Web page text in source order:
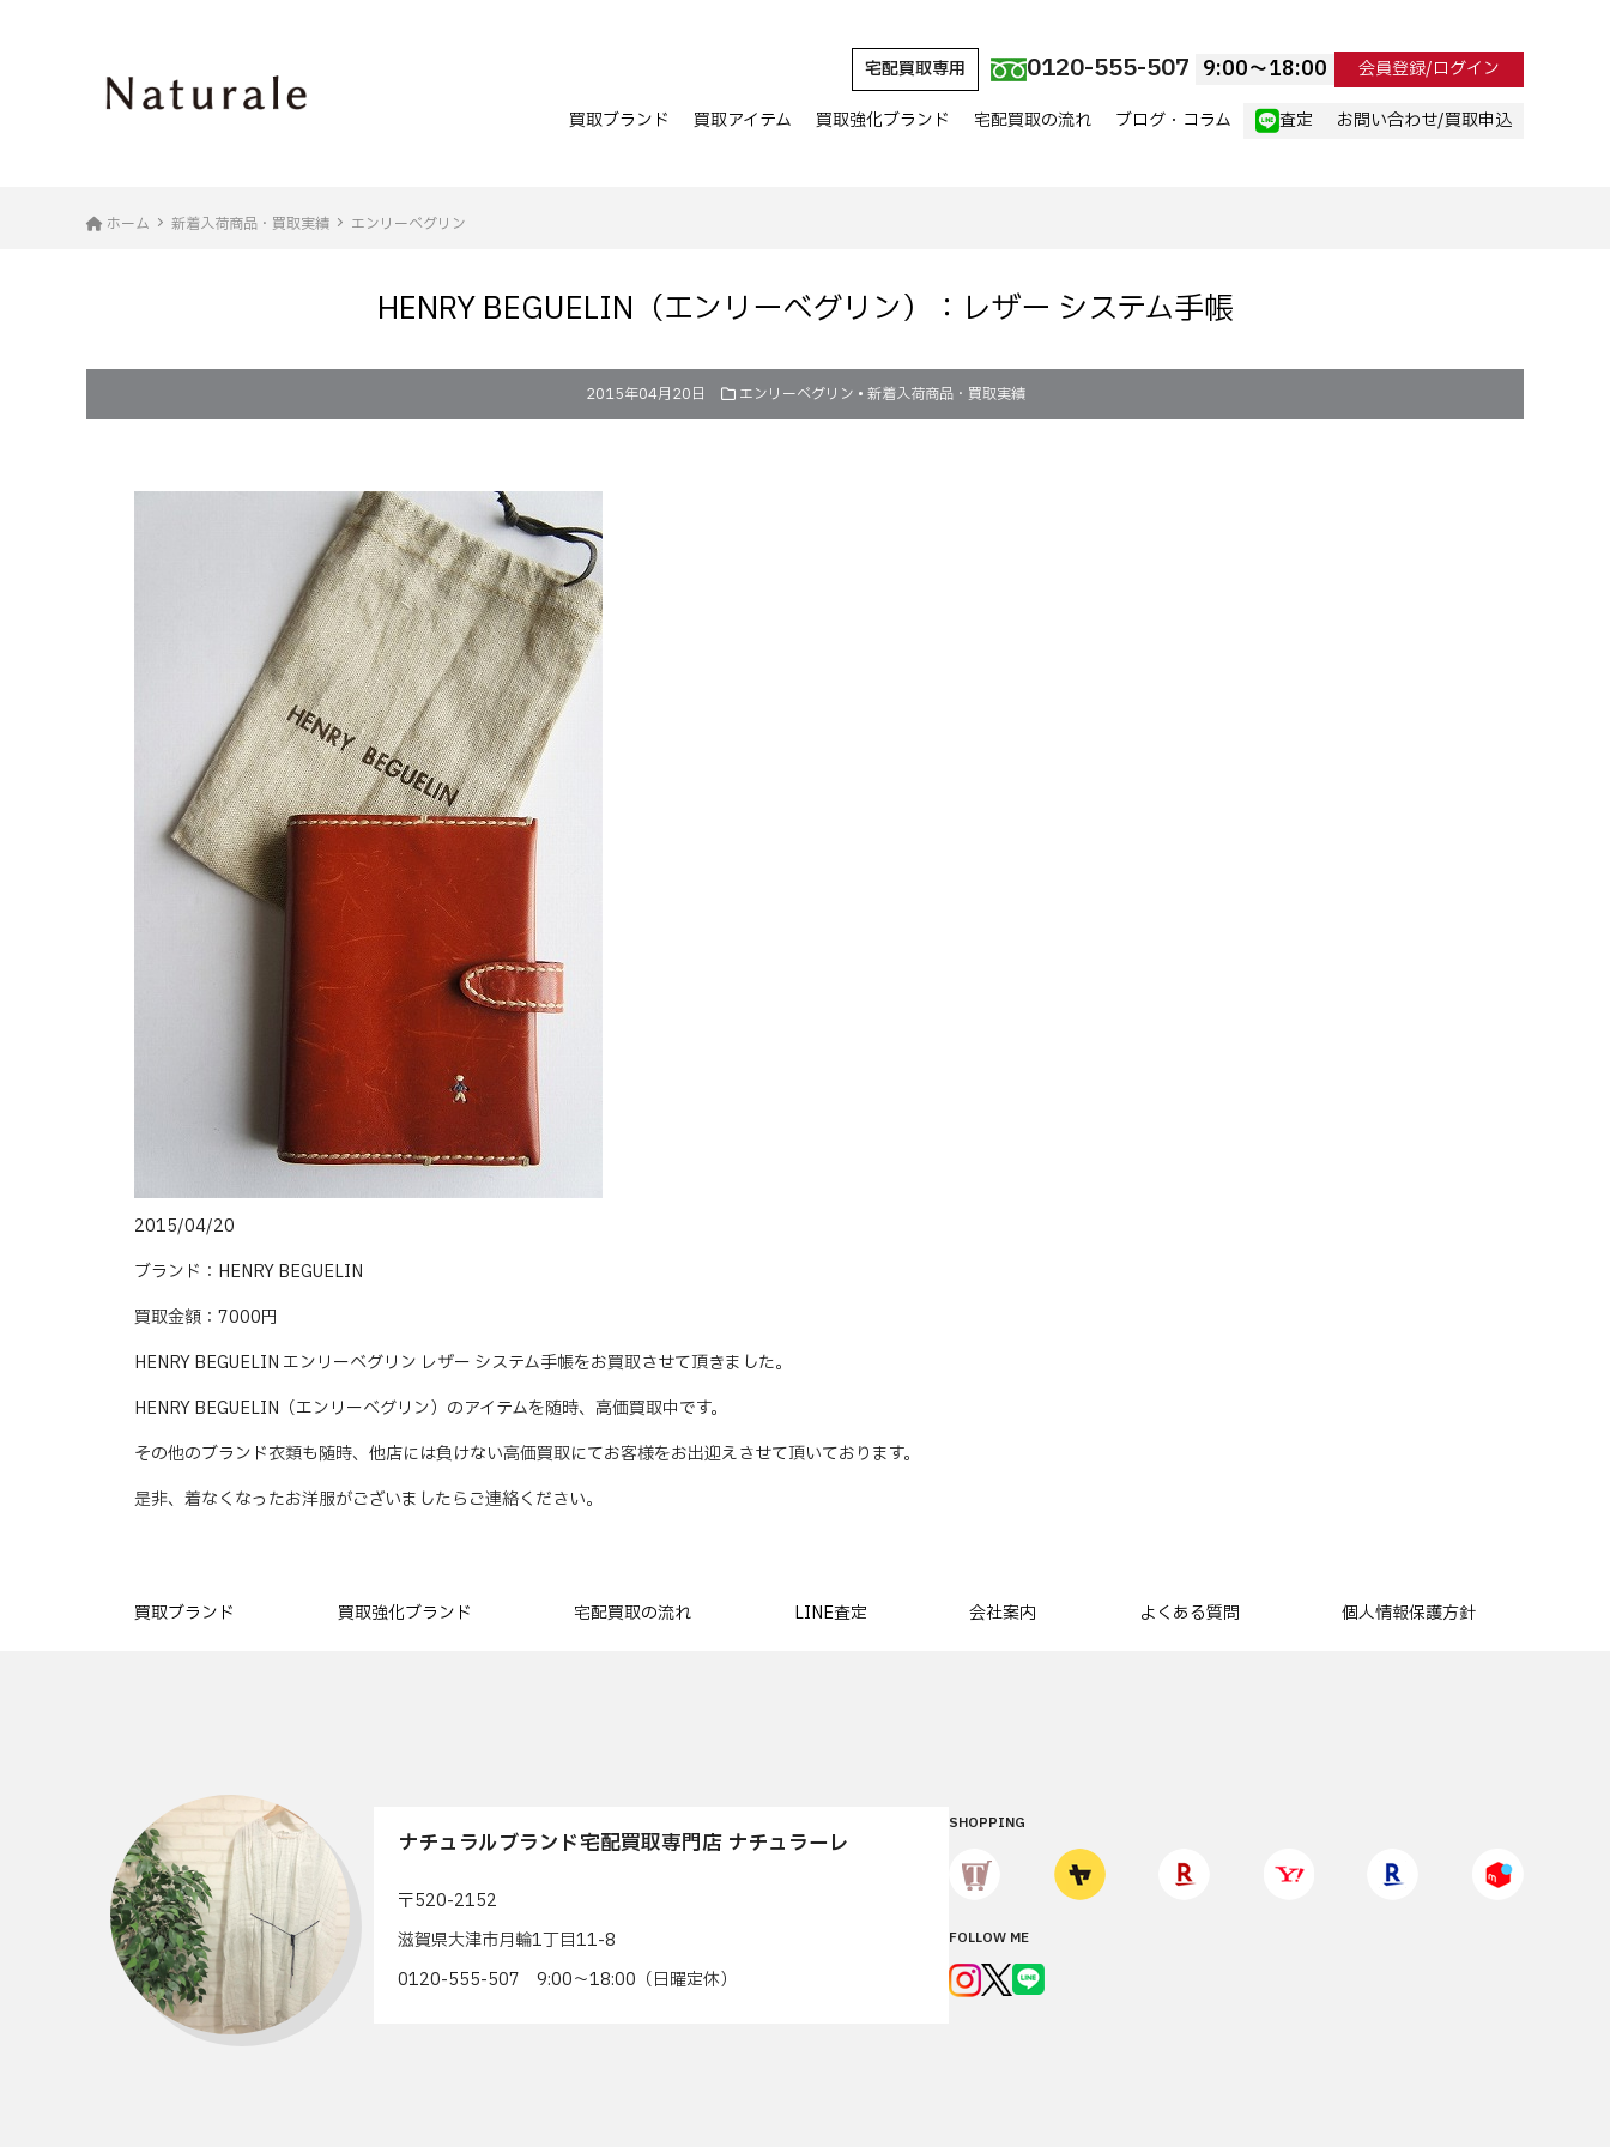
宅配買取専用 0120-555-507 9:00〜18:00 会員登録/ログイン
買取ブランド 買取アイテム 買取強化ブランド 宅配買取の流れ ブログ・コラム 査定 お問い合わせ/買取申込
ホーム 新着入荷商品・買取実績 エンリーベグリン
HENRY BEGUELIN（エンリーべグリン）：レザー システム手帳
2015年04月20日 エンリーベグリン • 新着入荷商品・買取実績
2015/04/20
ブランド：HENRY BEGUELIN
買取金額：7000円
HENRY BEGUELIN エンリーべグリン レザー システム手帳をお買取させて頂きました。
HENRY BEGUELIN（エンリーべグリン）のアイテムを随時、高価買取中です。
その他のブランド衣類も随時、他店には負けない高価買取にてお客様をお出迎えさせて頂いております。
是非、着なくなったお洋服がございましたらご連絡ください。
買取ブランド 買取強化ブランド 宅配買取の流れ LINE査定 会社案内 よくある質問 個人情報保護方針
ナチュラルブランド宅配買取専門店 ナチュラーレ
〒520-2152
滋賀県大津市月輪1丁目11-8
0120-555-507 9:00〜18:00（日曜定休）
SHOPPING
FOLLOW ME